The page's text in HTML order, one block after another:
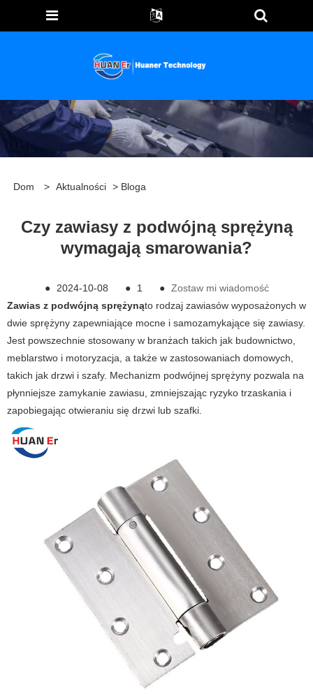
Dom > Aktualności > Bloga
Czy zawiasy z podwójną sprężyną
wymagają smarowania?
● 2024-10-08 ● 1 ● Zostaw mi wiadomość
Zawias z podwójną sprężynąto rodzaj zawiasów wyposażonych w
dwie sprężyny zapewniające mocne i samozamykające się zawiasy.
Jest powszechnie stosowany w branżach takich jak budownictwo,
meblarstwo i motoryzacja, a także w zastosowaniach domowych,
takich jak drzwi i szafy. Mechanizm podwójnej sprężyny pozwala na
płynniejsze zamykanie zawiasu, zmniejszając ryzyko trzaskania i
zapobiegając otwieraniu się drzwi lub szafki.